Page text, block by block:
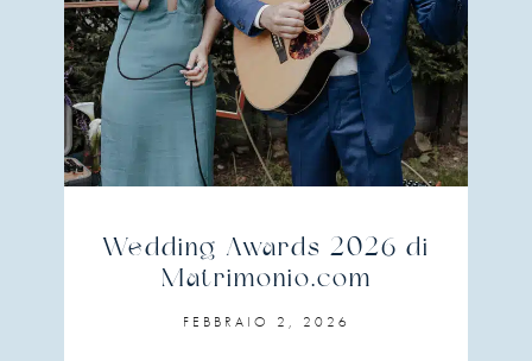
Wedding Awards 2026 di
Matrimonio.com
FEBBRAIO 2, 2026